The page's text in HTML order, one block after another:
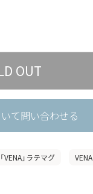
て問い合わせる
「VENA」ラテマグ VENA